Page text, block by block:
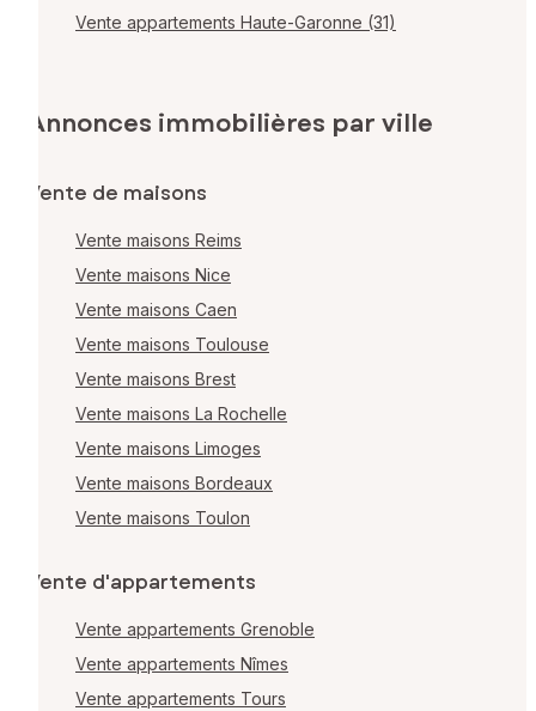
Vente appartements Haute-Garonne (31)
Annonces immobilières par ville
Vente de maisons
Vente maisons Reims
Vente maisons Nice
Vente maisons Caen
Vente maisons Toulouse
Vente maisons Brest
Vente maisons La Rochelle
Vente maisons Limoges
Vente maisons Bordeaux
Vente maisons Toulon
Vente d'appartements
Vente appartements Grenoble
Vente appartements Nîmes
Vente appartements Tours